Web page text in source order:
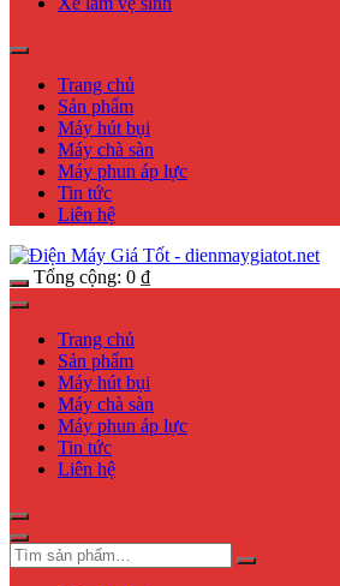
Trang chủ
Sản phẩm
Máy hút bụi
Máy chà sàn
Máy phun áp lực
Tin tức
Liên hệ
Tổng cộng: 0 ₫
Trang chủ
Sản phẩm
Máy hút bụi
Máy chà sàn
Máy phun áp lực
Tin tức
Liên hệ